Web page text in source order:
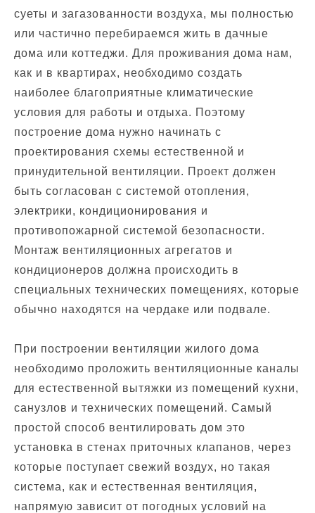
суеты и загазованности воздуха, мы полностью
или частично перебираемся жить в дачные
дома или коттеджи. Для проживания дома нам,
как и в квартирах, необходимо создать
наиболее благоприятные климатические
условия для работы и отдыха. Поэтому
построение дома нужно начинать с
проектирования схемы естественной и
принудительной вентиляции. Проект должен
быть согласован с системой отопления,
электрики, кондиционирования и
противопожарной системой безопасности.
Монтаж вентиляционных агрегатов и
кондиционеров должна происходить в
специальных технических помещениях, которые
обычно находятся на чердаке или подвале.
При построении вентиляции жилого дома
необходимо проложить вентиляционные каналы
для естественной вытяжки из помещений кухни,
санузлов и технических помещений. Самый
простой способ вентилировать дом это
установка в стенах приточных клапанов, через
которые поступает свежий воздух, но такая
система, как и естественная вентиляция,
напрямую зависит от погодных условий на